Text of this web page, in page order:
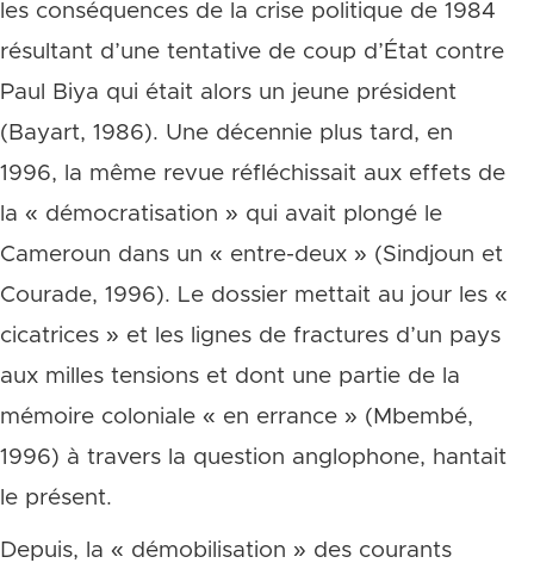
les conséquences de la crise politique de 1984
résultant d’une tentative de coup d’État contre
Paul Biya qui était alors un jeune président
(Bayart, 1986). Une décennie plus tard, en
1996, la même revue réfléchissait aux effets de
la « démocratisation » qui avait plongé le
Cameroun dans un « entre-deux » (Sindjoun et
Courade, 1996). Le dossier mettait au jour les «
cicatrices » et les lignes de fractures d’un pays
aux milles tensions et dont une partie de la
mémoire coloniale « en errance » (Mbembé,
1996) à travers la question anglophone, hantait
le présent.
Depuis, la « démobilisation » des courants